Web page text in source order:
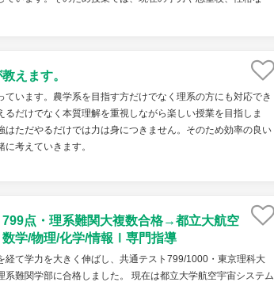
えます。
ています。農学系を目指す方だけでなく理系の方にも対応でき
るだけでなく本質理解を重視しながら楽しい授業を目指しま
はただやるだけでは力は身につきません。そのため効率の良い
に考えていきます。
799点・理系難関大複数合格→都立大航空
数学/物理/化学/情報Ⅰ専門指導
経て学力を大きく伸ばし、共通テスト799/1000・東京理科大
系難関学部に合格しました。 現在は都立大学航空宇宙システム